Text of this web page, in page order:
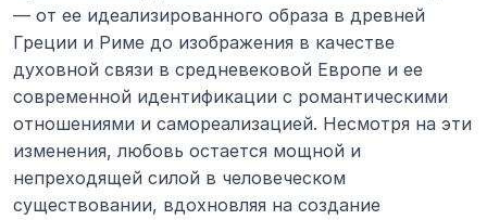
— от ее идеализированного образа в древней
Греции и Риме до изображения в качестве
духовной связи в средневековой Европе и ее
современной идентификации с романтическими
отношениями и самореализацией. Несмотря на эти
изменения, любовь остается мощной и
непреходящей силой в человеческом
существовании, вдохновляя на создание